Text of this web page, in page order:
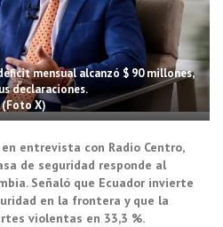
mensual alcanzó $ 90 millones,
declaraciones.
(Foto X)
entrevista con Radio Centro,
de seguridad responde al
Señaló que Ecuador invierte
en la frontera y que la
violentas en 33,3 %.